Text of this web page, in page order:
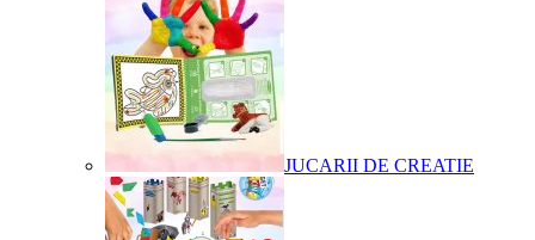
JUCARII DE CREATIE